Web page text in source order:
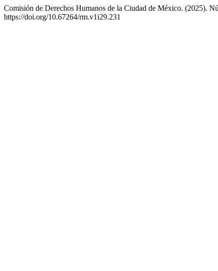
Comisión de Derechos Humanos de la Ciudad de México. (2025).
https://doi.org/10.67264/rm.v1i29.231